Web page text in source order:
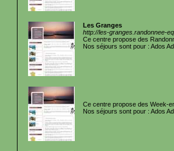
Les Granges
http://les-granges.randonnee-
Ce centre propose des
Nos séjours sont pour : Ados
Ce centre propose des Week-
Nos séjours sont pour : Ados